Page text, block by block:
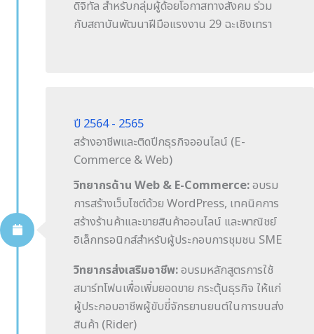
ดิจิทัล สำหรับกลุ่มผู้ด้อยโอกาสทางสังคม ร่วม
กับสถาบันพัฒนาฝีมือแรงงาน 29 ฉะเชิงเทรา
ปี 2564 - 2565
สร้างอาชีพและติดปีกธุรกิจออนไลน์ (E-
Commerce & Web)
วิทยากรด้าน Web & E-Commerce:อบรม
การสร้างเว็บไซต์ด้วย WordPress, เทคนิคการ
สร้างร้านค้าและขายสินค้าออนไลน์ และพาณิชย์
อิเล็กทรอนิกส์สำหรับผู้ประกอบการชุมชน SME
วิทยากรส่งเสริมอาชีพ:อบรมหลักสูตรการใช้
สมาร์ทโฟนเพื่อเพิ่มยอดขาย กระตุ้นธุรกิจ ให้แก่
ผู้ประกอบอาชีพผู้ขับขี่จักรยานยนต์ในการขนส่ง
สินค้า (Rider)